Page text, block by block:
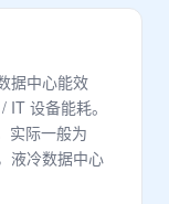
据中心能效
设备能耗。
实际一般为
液冷数据中心